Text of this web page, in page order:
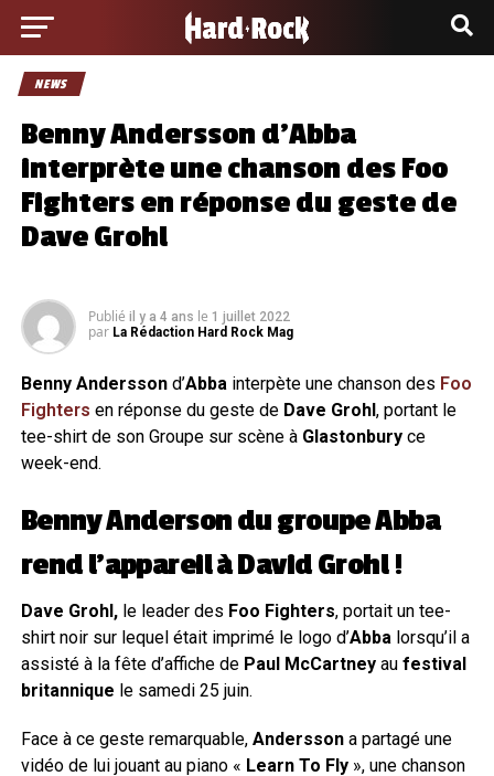
NEWS
Benny Andersson d’Abba
interprète une chanson des Foo
Fighters en réponse du geste de
Dave Grohl
Publié il y a 4 ans le 1 juillet 2022
par La Rédaction Hard Rock Mag
Benny Anderssond’Abbainterpète une chanson des Foo
Fighters en réponse du geste de Dave Grohl, portant le
tee-shirt de son Groupe sur scène à Glastonburyce
week-end.
Benny Anderson du groupe Abba
rend l’appareil à David Grohl !
Dave Grohl,le leader des Foo Fighters, portait un tee-
shirt noir sur lequel était imprimé le logo d’Abbalorsqu’il a
assisté à la fête d’affiche de Paul McCartneyau festival
britannique le samedi 25 juin.
Face à ce geste remarquable, Anderssona partagé une
vidéo de lui jouant au piano « Learn To Fly», une chanson